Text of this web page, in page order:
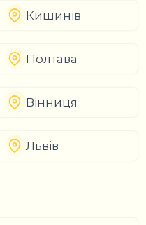
Кишинів
Полтава
Вінниця
Львів